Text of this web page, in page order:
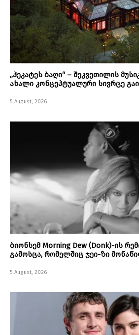
„ჰეკატეს ბაღი“ – შეკვეთილის
ახალი კონცეპტუალური სივრცე
5 August, 2026
ბიონსემ Morning Dew (Donk)-ის
გამოსცა, რომელშიც ჯეი-ზი
5 August, 2026